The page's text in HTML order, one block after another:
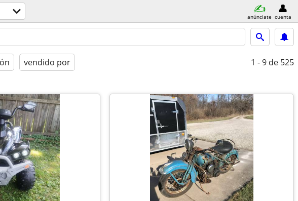
anúnciate cuenta
vendido por 1 - 9 de 525